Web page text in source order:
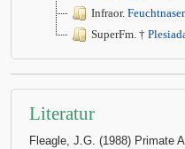
Infraor.
SuperFm. †
Literatur
Fleagle, J.G. (1988) Primate